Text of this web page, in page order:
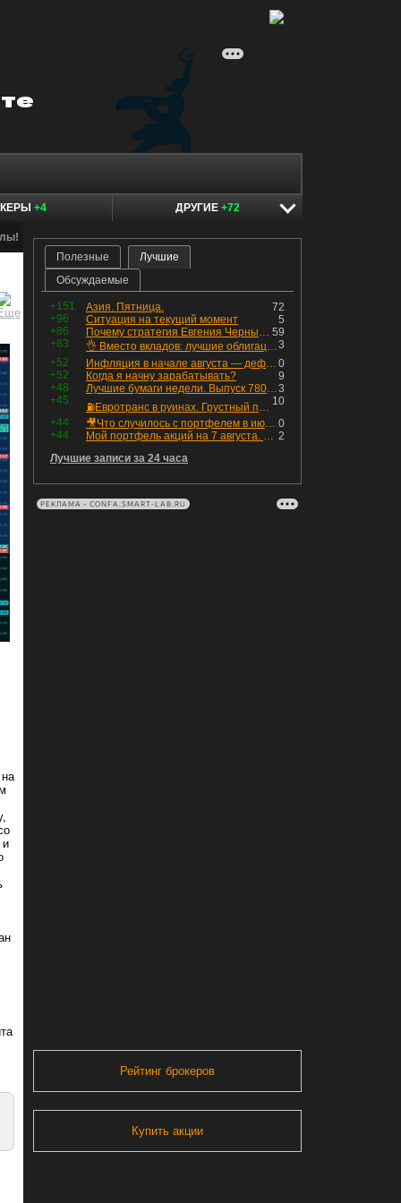
+4 ДРУГИЕ +72
и
Полезные
Лучшие
Обсуждаемые
+151 72
Азия. Пятница.
+96
5
Ситуация на текущий момент
+86
59
Почему стратегия Евгения Черных приведет вас к убыткам в 2026 году
+63
3
👌 Вместо вкладов: лучшие облигации — только супер надёжные
+52
0
Инфляция в начале августа — дефляция из-за топлива и плодоовощной корзины, но услуги продолжают дорожать, а рубль начал ослабевать.
+52
9
Когда я начну зарабатывать?
+48
3
Лучшие бумаги недели. Выпуск 780 – обновления для пятницы
+45
10
⛽️Евротранс в руинах. Грустный пост😶😞 Что изменилось в облигациях?
+44
0
🎥Что случилось с портфелем в июле - честный разбор / Инвестировать Просто
+44
2
Мой портфель акций на 7 августа. Покупки активов и реинвестирование дивидендов. Создание пассивного дохода
Лучшие записи за 24 часа
РЕКЛАМА • CONFA.SMART-LAB.RU
Рейтинг брокеров
Купить акции